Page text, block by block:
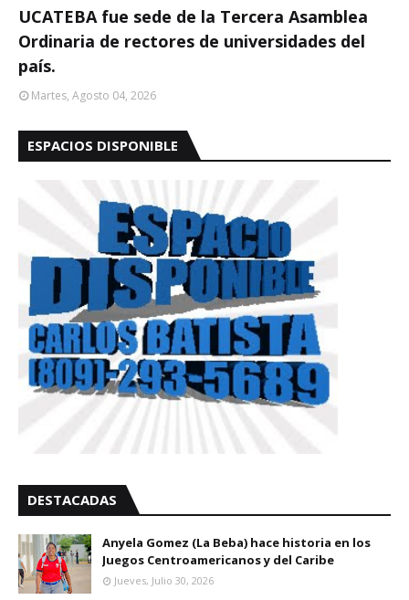
UCATEBA fue sede de la Tercera Asamblea
Ordinaria de rectores de universidades del
país.
Martes, Agosto 04, 2026
ESPACIOS DISPONIBLE
DESTACADAS
Anyela Gomez (La Beba) hace historia en los
Juegos Centroamericanos y del Caribe
Jueves, Julio 30, 2026